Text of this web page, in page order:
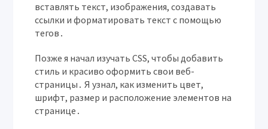
вставлять текст, изображения, создавать
ссылки и форматировать текст с помощью
тегов․
Позже я начал изучать CSS, чтобы добавить
стиль и красиво оформить свои веб-
страницы․ Я узнал, как изменить цвет,
шрифт, размер и расположение элементов на
странице․